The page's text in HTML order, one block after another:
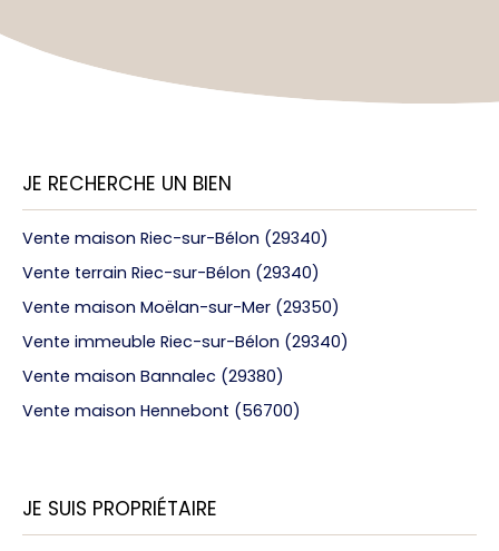
JE RECHERCHE UN BIEN
Vente maison Riec-sur-Bélon (29340)
Vente terrain Riec-sur-Bélon (29340)
Vente maison Moëlan-sur-Mer (29350)
Vente immeuble Riec-sur-Bélon (29340)
Vente maison Bannalec (29380)
Vente maison Hennebont (56700)
JE SUIS PROPRIÉTAIRE